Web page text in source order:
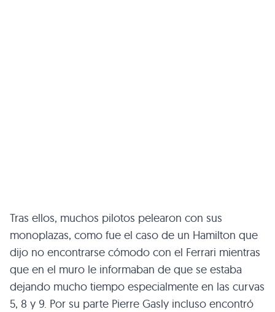
Tras ellos, muchos pilotos pelearon con sus
monoplazas, como fue el caso de un Hamilton que
dijo no encontrarse cómodo con el Ferrari mientras
que en el muro le informaban de que se estaba
dejando mucho tiempo especialmente en las curvas
5, 8 y 9. Por su parte Pierre Gasly incluso encontró